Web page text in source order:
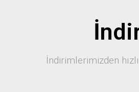
İndirimlerimizden